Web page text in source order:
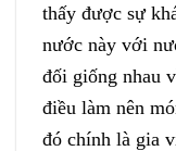
thấy được sự
nước này với
đối giống nhau
điều làm nên
đó chính là gia